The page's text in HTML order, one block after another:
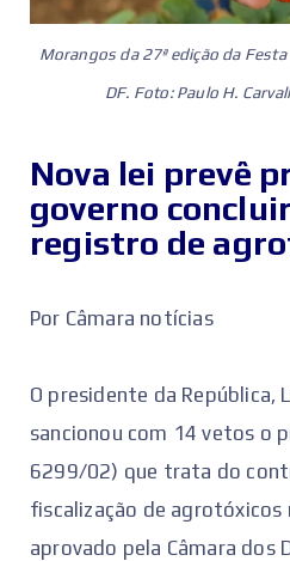
Morangos da 27ª edição da
DF. Foto: Paulo H.
Nova lei prevê
governo
registro de
Por Câmara notícias
O presidente da República,
sancionou com 14 vetos o
6299/02) que trata do
fiscalização de
aprovado pela Câmara dos